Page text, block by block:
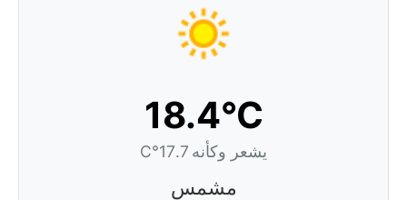
18.4°C
يشعر وكأنه 17.7°C
مشمس